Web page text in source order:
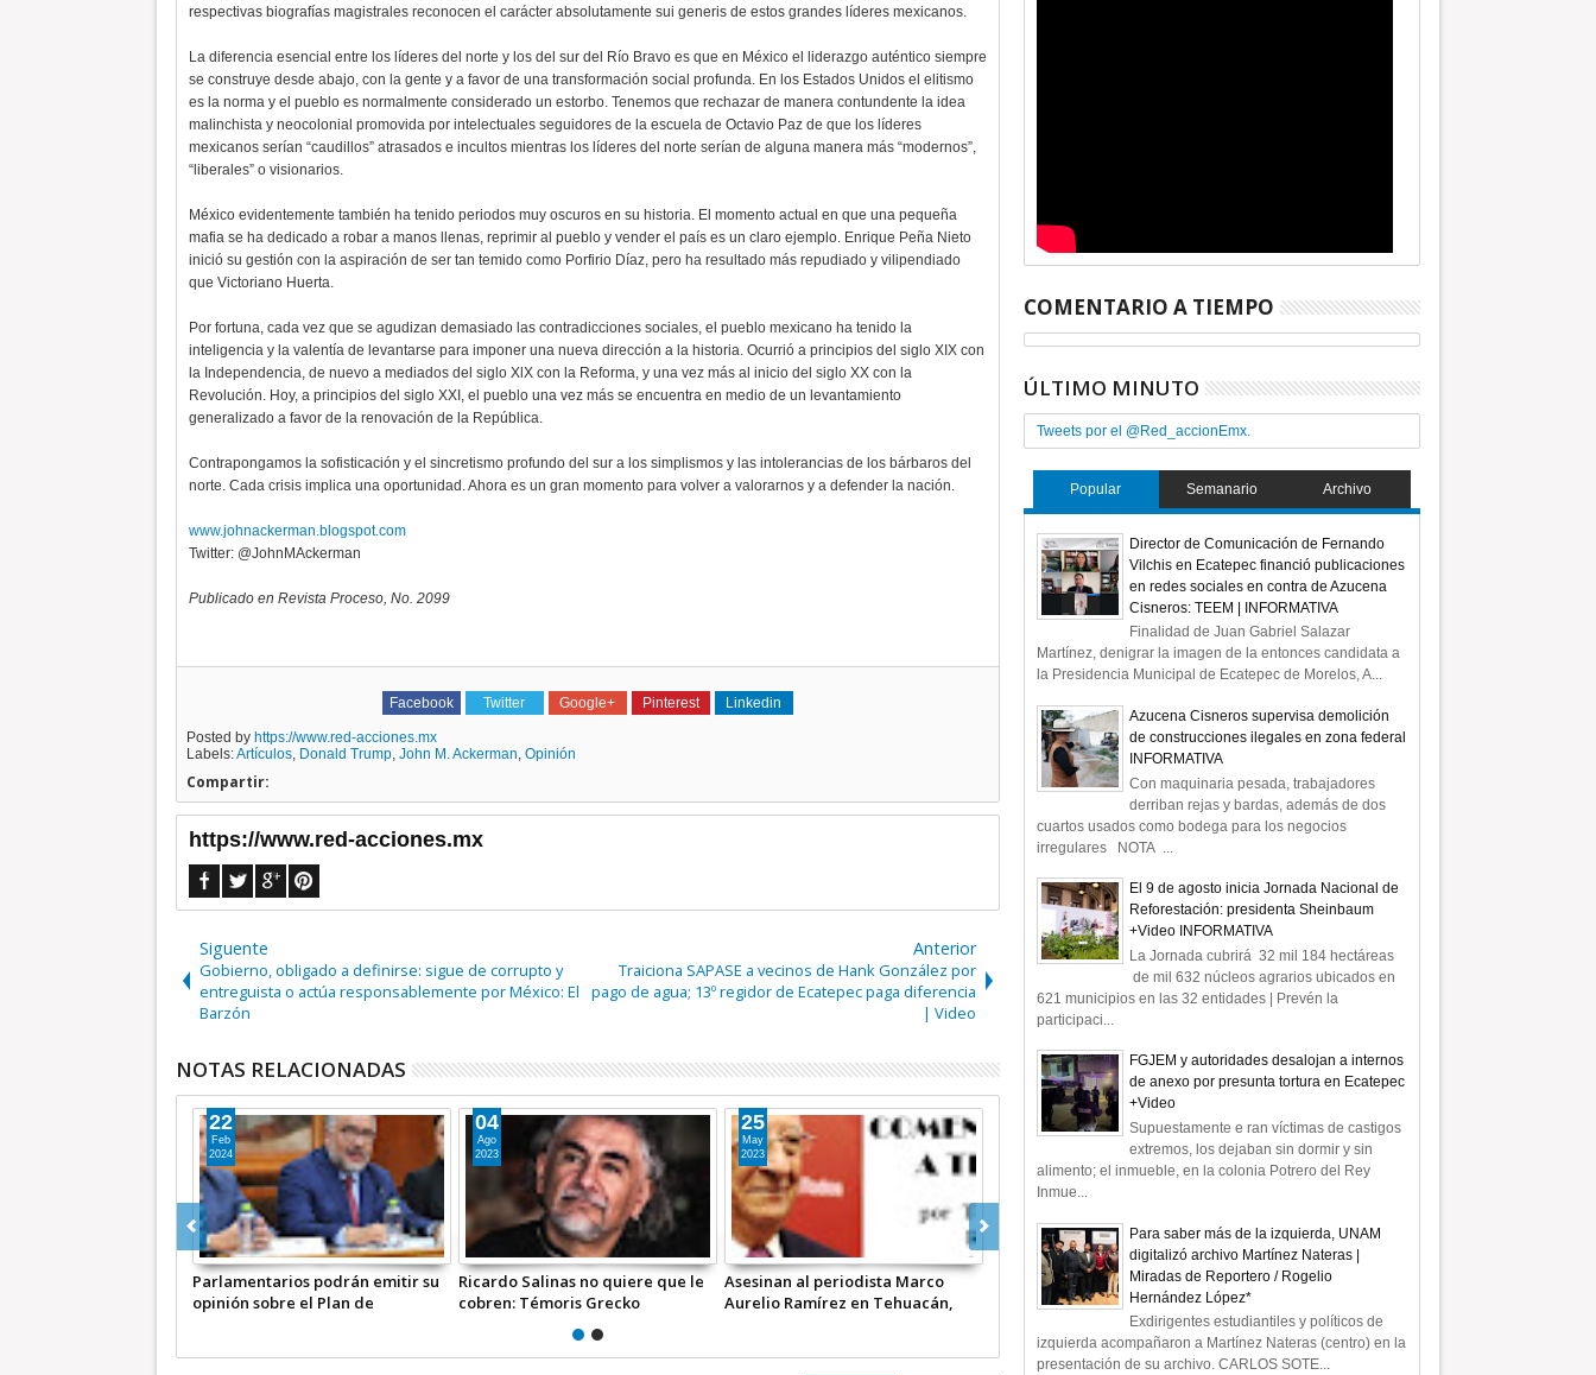
respectivas biografías magistrales reconocen el carácter absolutamente sui generis de estos grandes líderes mexicanos.
La diferencia esencial entre los líderes del norte y los del sur del Río Bravo es que en México el liderazgo auténtico siempre
se construye desde abajo, con la gente y a favor de una transformación social profunda. En los Estados Unidos el elitismo
es la norma y el pueblo es normalmente considerado un estorbo. Tenemos que rechazar de manera contundente la idea
malinchista y neocolonial promovida por intelectuales seguidores de la escuela de Octavio Paz de que los líderes
mexicanos serían “caudillos” atrasados e incultos mientras los líderes del norte serían de alguna manera más “modernos”,
“liberales” o visionarios.
México evidentemente también ha tenido periodos muy oscuros en su historia. El momento actual en que una pequeña
mafia se ha dedicado a robar a manos llenas, reprimir al pueblo y vender el país es un claro ejemplo. Enrique Peña Nieto
inició su gestión con la aspiración de ser tan temido como Porfirio Díaz, pero ha resultado más repudiado y vilipendiado
que Victoriano Huerta.
Por fortuna, cada vez que se agudizan demasiado las contradicciones sociales, el pueblo mexicano ha tenido la
inteligencia y la valentía de levantarse para imponer una nueva dirección a la historia. Ocurrió a principios del siglo XIX con
la Independencia, de nuevo a mediados del siglo XlX con la Reforma, y una vez más al inicio del siglo XX con la
Revolución. Hoy, a principios del siglo XXI, el pueblo una vez más se encuentra en medio de un levantamiento
generalizado a favor de la renovación de la República.
Contrapongamos la sofisticación y el sincretismo profundo del sur a los simplismos y las intolerancias de los bárbaros del
norte. Cada crisis implica una oportunidad. Ahora es un gran momento para volver a valorarnos y a defender la nación.
www.johnackerman.blogspot.com
Twitter: @JohnMAckerman
Publicado en Revista Proceso, No. 2099
Facebook Twitter Google+ Pinterest Linkedin
Posted by https://www.red-acciones.mx
Labels:Artículos, Donald Trump, John M. Ackerman, Opinión
Compartir:
https://www.red-acciones.mx
Siguente
Gobierno, obligado a definirse: sigue de corrupto y
entreguista o actúa responsablemente por México: El
Barzón
Anterior
Traiciona SAPASE a vecinos de Hank González por
pago de agua; 13º regidor de Ecatepec paga diferencia
| Video
NOTAS RELACIONADAS
Asesinan al periodista Marco
Aurelio Ramírez en Tehuacán,
25
May
2023
¿MONARQUÍA O REPÚBLICA?” -II- |
COMENTARIO A TIEMPO
24
May
2023
Las solicitudes de desafuero
contra el ex futbolista
12
May
2023
COMENTARIO A TIEMPO
ÚLTIMO MINUTO
Tweets por el @Red_accionEmx.
Popular Semanario Archivo
Director de Comunicación de Fernando
Vilchis en Ecatepec financió publicaciones
en redes sociales en contra de Azucena
Cisneros: TEEM | INFORMATIVA
Finalidad de Juan Gabriel Salazar
Martínez, denigrar la imagen de la entonces candidata a
la Presidencia Municipal de Ecatepec de Morelos, A...
Azucena Cisneros supervisa demolición
de construcciones ilegales en zona federal
INFORMATIVA
Con maquinaria pesada, trabajadores
derriban rejas y bardas, además de dos
cuartos usados como bodega para los negocios
irregulares NOTA ...
El 9 de agosto inicia Jornada Nacional de
Reforestación: presidenta Sheinbaum
+Video INFORMATIVA
La Jornada cubrirá 32 mil 184 hectáreas
de mil 632 núcleos agrarios ubicados en
621 municipios en las 32 entidades | Prevén la
participaci...
FGJEM y autoridades desalojan a internos
de anexo por presunta tortura en Ecatepec
+Video
Supuestamente e ran víctimas de castigos
extremos, los dejaban sin dormir y sin
alimento; el inmueble, en la colonia Potrero del Rey
Inmue...
Para saber más de la izquierda, UNAM
digitalizó archivo Martínez Nateras |
Miradas de Reportero / Rogelio
Hernández López*
Exdirigentes estudiantiles y políticos de
izquierda acompañaron a Martínez Nateras (centro) en la
presentación de su archivo. CARLOS SOTE...